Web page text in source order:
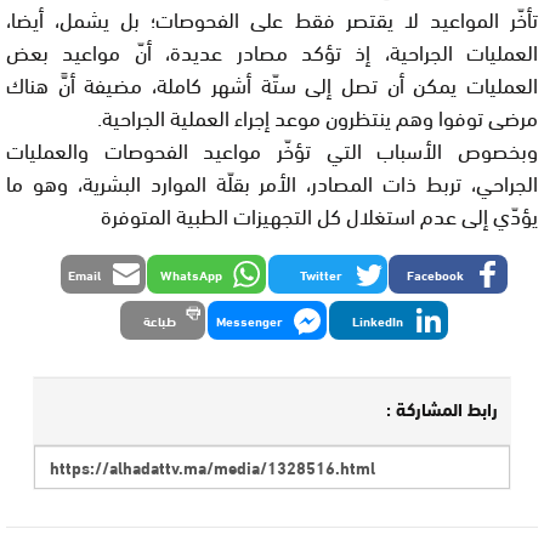
تأخّر المواعيد لا يقتصر فقط على الفحوصات؛ بل يشمل، أيضا،
العمليات الجراحية، إذ تؤكد مصادر عديدة، أنّ مواعيد بعض
العمليات يمكن أن تصل إلى ستّة أشهر كاملة، مضيفة أنَّ هناك
مرضى توفوا وهم ينتظرون موعد إجراء العملية الجراحية.
وبخصوص الأسباب التي تؤخّر مواعيد الفحوصات والعمليات
الجراحي، تربط ذات المصادر، الأمر بقلّة الموارد البشرية، وهو ما
يؤدّي إلى عدم استغلال كل التجهيزات الطبية المتوفرة
Facebook
Twitter
WhatsApp
Email
LinkedIn
Messenger طباعة
رابط المشاركة :